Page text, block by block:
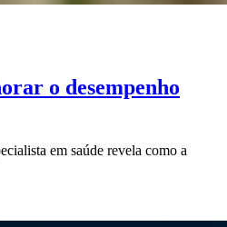
o desempenho
em saúde revela como a